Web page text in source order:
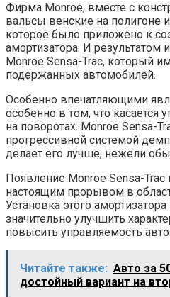
Фирма Monroe, вместе с
вальсы венские на полигоне
которое было приложено к
амортизатора. И результатом
Monroe Sensa-Trac, который
подержанных автомобилей.
Особенно впечатляющими
особенно в том, что касается
на поворотах. Monroe Sensa-
прогрессивной системой
делает его лучше, нежели
Появление Monroe Sensa-
настоящим прорывом в
Установка этого
значительно улучшить
повысить управляемость
Читайте также: Авто за
достойный вариант на